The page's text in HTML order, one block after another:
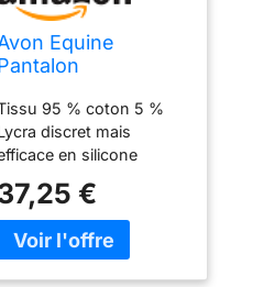
Equine
pour
avec assise
lycra de
marine ou noir, gris,
14 (32-Inch)
95 % coton 5 %
discret mais
en silicone
selle sûre et
sans le
tissu extensible 4
€